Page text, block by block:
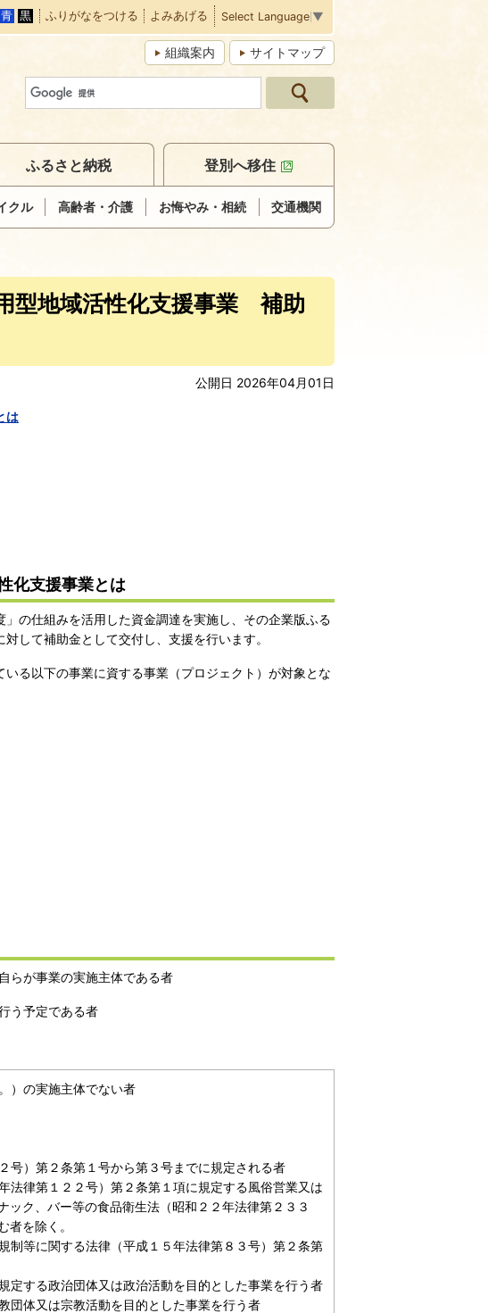
青 黒 ふりがなをつける よみあげる Select Language ▼
組織案内 サイトマップ
クル 高齢者・介護 お悔やみ・相続 交通機関
ふるさと納税 登別へ移住
型地域活性化支援事業 補助
公開日 2026年04月01日
は
化支援事業とは
の仕組みを活用した資金調達を実施し、その企業版ふる
して補助金として交付し、支援を行います。
る以下の事業に資する事業（プロジェクト）が対象とな
らが事業の実施主体である者
う予定である者
）の実施主体でない者
）第２条第１号から第３号までに規定される者
律第１２２号）第２条第１項に規定する風俗営業又は
ク、バー等の食品衛生法（昭和２２年法律第２３３
を除く。
等に関する法律（平成１５年法律第８３号）第２条第
する政治団体又は政治活動を目的とした事業を行う者
団体又は宗教活動を目的とした事業を行う者